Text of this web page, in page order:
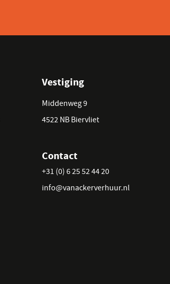
Vestiging
Middenweg 9
4522 NB Biervliet
Contact
+31 (0) 6 25 52 44 20
info@vanackerverhuur.nl